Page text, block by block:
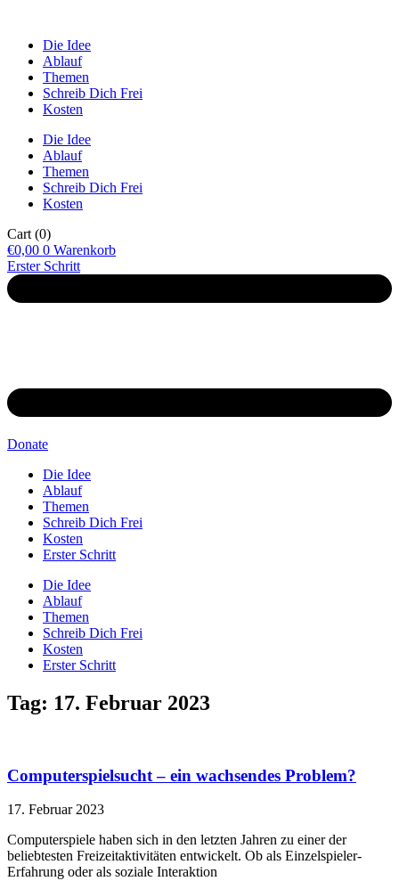
Die Idee
Ablauf
Themen
Schreib Dich Frei
Kosten
Die Idee
Ablauf
Themen
Schreib Dich Frei
Kosten
Cart (0)
€0,00 0 Warenkorb
Erster Schritt
Donate
Die Idee
Ablauf
Themen
Schreib Dich Frei
Kosten
Erster Schritt
Die Idee
Ablauf
Themen
Schreib Dich Frei
Kosten
Erster Schritt
Tag: 17. Februar 2023
Computerspielsucht – ein wachsendes Problem?
17. Februar 2023
Computerspiele haben sich in den letzten Jahren zu einer der
beliebtesten Freizeitaktivitäten entwickelt. Ob als Einzelspieler-
Erfahrung oder als soziale Interaktion